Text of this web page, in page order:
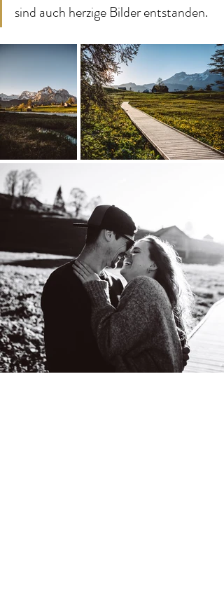
sind auch herzige Bilder entstanden.